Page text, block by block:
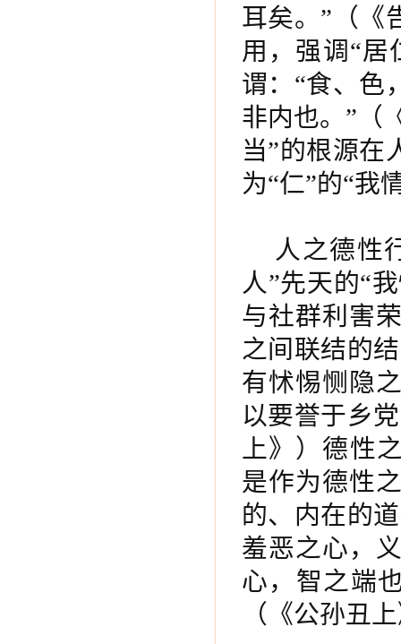
耳矣。”（《
用，强调“居
谓：“食、色
非内也。”（
当”的根源在
为“仁”的“我
人之德性
人”先天的“
与社群利害
之间联结的
有怵惕恻隐
以要誉于乡
上》）德性
是作为德性
的、内在的
羞恶之心，
心，智之端
（《公孙丑